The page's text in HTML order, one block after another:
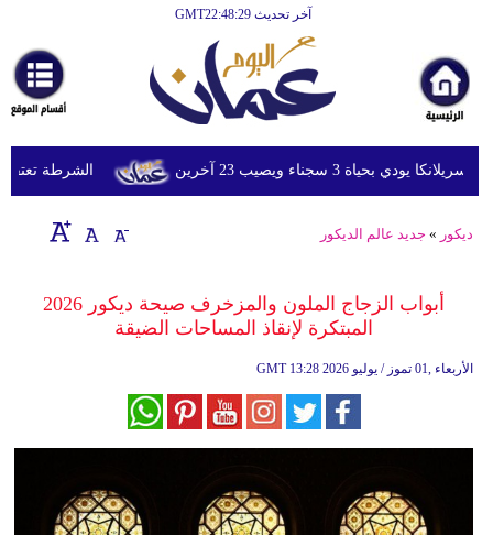
آخر تحديث GMT22:48:29
أخبارعاجلة
رياضة
ثقافة
إقتصاد
وموسيقى
وسفر
الشرطة تعتقل 3 سجناء ويصيب 23 آخرين
ديكور » جديد عالم الديكور
أبواب الزجاج الملون والمزخرف صيحة ديكور 2026
المبتكرة لإنقاذ المساحات الضيقة
GMT 13:28 2026 الأربعاء ,01 تموز / يوليو